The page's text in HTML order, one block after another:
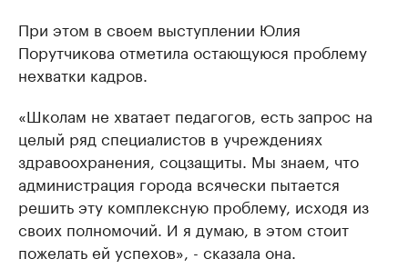
При этом в своем выступлении Юлия
Порутчикова отметила остающуюся проблему
нехватки кадров.
«Школам не хватает педагогов, есть запрос на
целый ряд специалистов в учреждениях
здравоохранения, соцзащиты. Мы знаем, что
администрация города всячески пытается
решить эту комплексную проблему, исходя из
своих полномочий. И я думаю, в этом стоит
пожелать ей успехов», - сказала она.